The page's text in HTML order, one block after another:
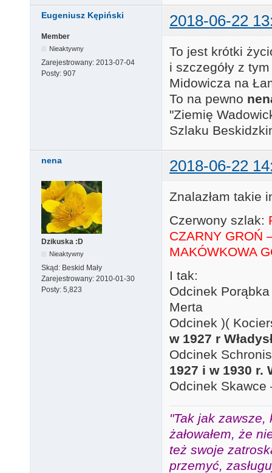
Eugeniusz Kępiński 2018-06-22
Member
Nieaktywny
Zarejestrowany: 2013-07-04
Posty: 907
To jest krótki
i szczegóły z
Midowicza na
To na pewno
"Ziemię
Szlaku
nena 2018-06-22
Dzikuska :D
Nieaktywny
Skąd: Beskid Mały
Zarejestrowany: 2010-01-30
Posty: 5,823
Znalazłam takie
Czerwony szlak:
CZARNY GROŃ
MAKÓWKOWA
I tak:
Odcinek
Merta
Odcinek )(
w 1927 r
Odcinek
1927 i w 1930 r.
Odcinek Skawce
"Tak jak zawsze,
żałowałem, że
też swoje
przemyć,